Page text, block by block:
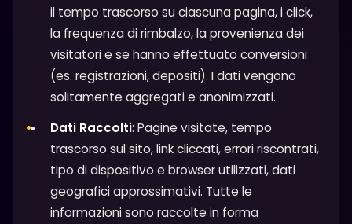
il tempo trascorso su ciascuna pagina, i click,
la frequenza di rimbalzo, la provenienza dei
visitatori e se hanno effettuato conversioni
(es. registrazioni, depositi). I dati vengono
solitamente aggregati e anonimizzati.
Dati Raccolti: Pagine visitate, tempo
trascorso sul sito, link cliccati, errori riscontrati,
tipo di dispositivo e browser utilizzati, dati
geografici approssimativi. Tutte le
informazioni sono raccolte in forma